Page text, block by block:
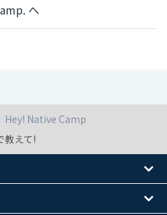
へ
Hey! Native Camp
教えて!